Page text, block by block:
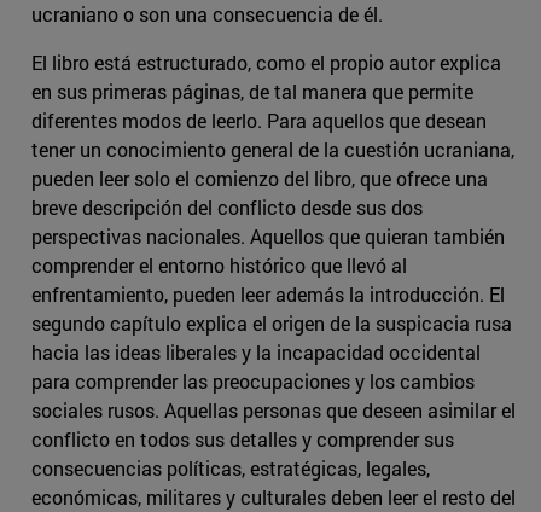
ucraniano o son una consecuencia de él.
El libro está estructurado, como el propio autor explica
en sus primeras páginas, de tal manera que permite
diferentes modos de leerlo. Para aquellos que desean
tener un conocimiento general de la cuestión ucraniana,
pueden leer solo el comienzo del libro, que ofrece una
breve descripción del conflicto desde sus dos
perspectivas nacionales. Aquellos que quieran también
comprender el entorno histórico que llevó al
enfrentamiento, pueden leer además la introducción. El
segundo capítulo explica el origen de la suspicacia rusa
hacia las ideas liberales y la incapacidad occidental
para comprender las preocupaciones y los cambios
sociales rusos. Aquellas personas que deseen asimilar el
conflicto en todos sus detalles y comprender sus
consecuencias políticas, estratégicas, legales,
económicas, militares y culturales deben leer el resto del